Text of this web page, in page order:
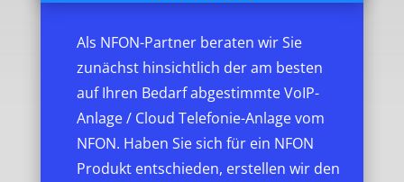
Als NFON-Partner beraten wir Sie
zunächst hinsichtlich der am besten
auf Ihren Bedarf abgestimmte VoIP-
Anlage / Cloud Telefonie-Anlage vom
NFON. Haben Sie sich für ein NFON
Produkt entschieden, erstellen wir den